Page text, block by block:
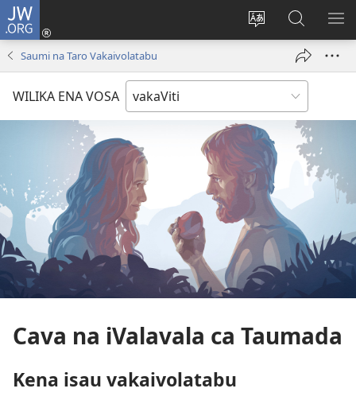
JW.ORG
Veisautaka
Dolava
(opens
Vaqara
ena
JW.ORG
Saumi na Taro Vakaivolatabu
WILIKA ENA VOSA
Cava na iValavala ca Taumada
Kena isau vakaivolatabu